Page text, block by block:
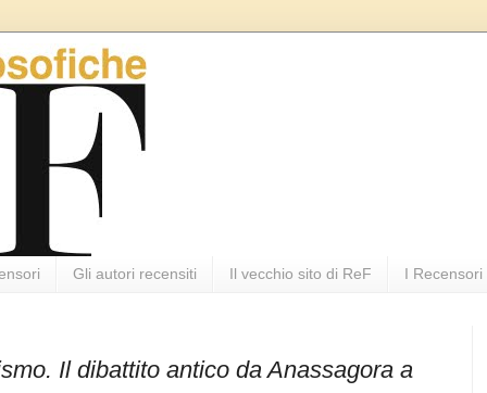
Gli autori recensiti Il vecchio sito di ReF I Recensori
Il dibattito antico da Anassagora a